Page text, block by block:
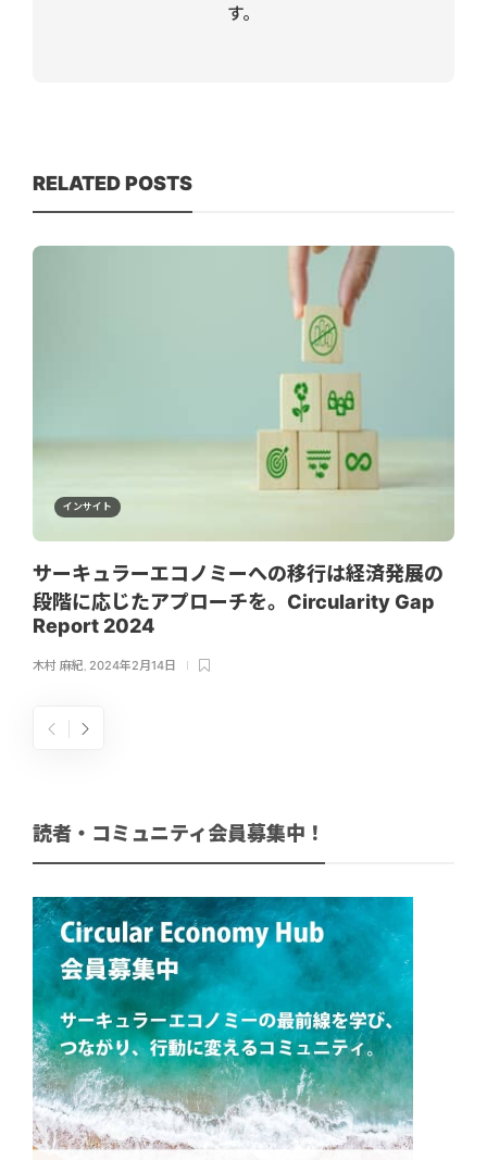
す。
RELATED POSTS
インサイト
サーキュラーエコノミーへの移行は経済発展の
段階に応じたアプローチを。Circularity Gap
Report 2024
木村 麻紀, 2024年2月14日
読者・コミュニティ会員募集中！